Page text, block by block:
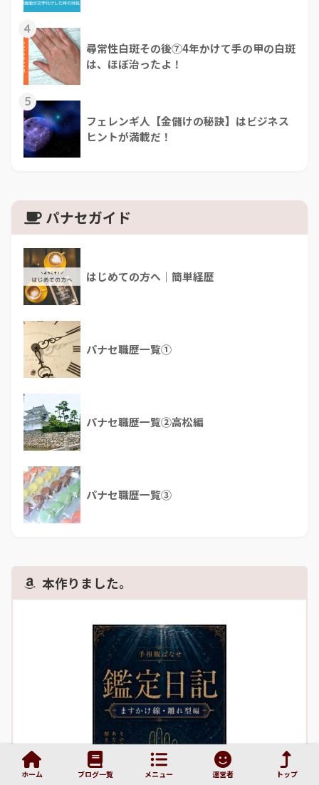
4
尋常性白斑その後⑦4年かけて手の甲の白斑
は、ほぼ治ったよ！
5
フェレンギ人【金儲けの秘訣】はビジネス
ヒントが満載だ！
パナセガイド
はじめての方へ｜簡単経歴
パナセ職歴一覧①
パナセ職歴一覧②高松編
パナセ職歴一覧③
本作りました。
ホーム ブログ一覧 メニュー 運営者 トップ